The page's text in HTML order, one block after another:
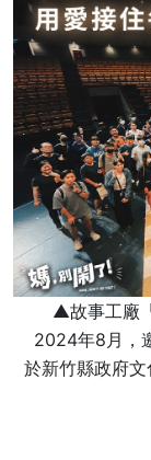
▲故事工廠
2024年8月，
於新竹縣政府